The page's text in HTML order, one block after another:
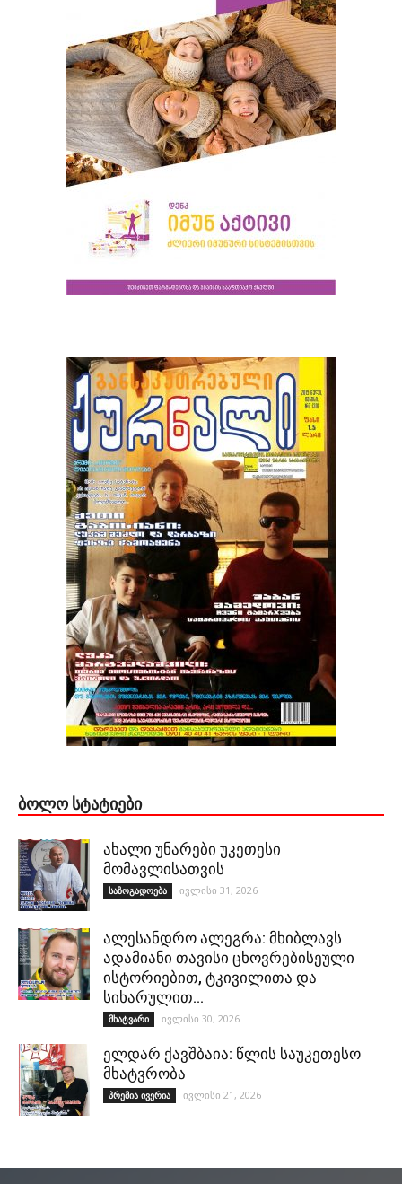
ᲑᲝᲚᲝ ᲡᲢᲐᲢᲘᲔᲑᲘ
ახალი უნარები უკეთესი
მომავლისათვის
საზოგადოება ივლისი 31, 2026
ალესანდრო ალეგრა: მხიბლავს
ადამიანი თავისი ცხოვრებისეული
ისტორიებით, ტკივილითა და
სიხარულით…
მხატვარი ივლისი 30, 2026
ელდარ ქავშბაია: წლის საუკეთესო
მხატვრობა
პრემია ივერია ივლისი 21, 2026